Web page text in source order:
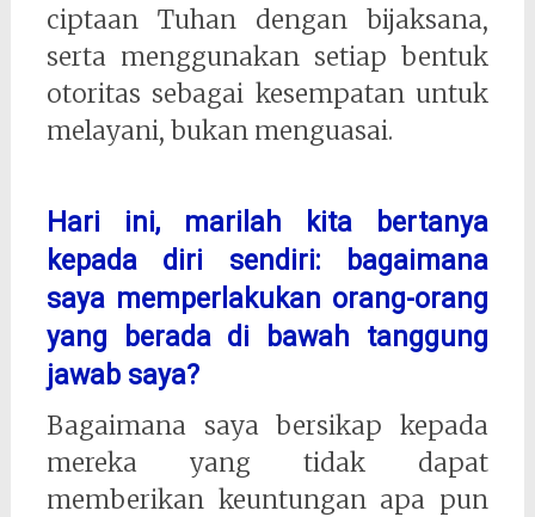
ciptaan Tuhan dengan bijaksana,
serta menggunakan setiap bentuk
otoritas sebagai kesempatan untuk
melayani, bukan menguasai.
Hari ini, marilah kita bertanya
kepada diri sendiri: bagaimana
saya memperlakukan orang-orang
yang berada di bawah tanggung
jawab saya?
Bagaimana saya bersikap kepada
mereka yang tidak dapat
memberikan keuntungan apa pun